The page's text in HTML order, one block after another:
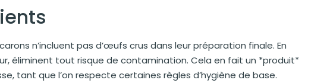
n’incluent pas d’œufs crus dans leur préparation finale. En
éliminent tout risque de contamination. Cela en fait un *produit*
tant que l’on respecte certaines règles d’hygiène de base.